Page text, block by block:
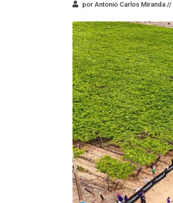
por Antonio Carlos Miranda //